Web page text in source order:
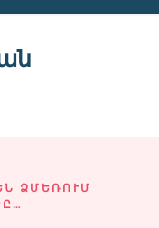
ՁՄԵՌՈՒՄ